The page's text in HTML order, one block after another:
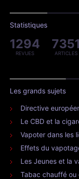
Statistiques
1294
REVUES
7351
ARTICLES
Les grands sujets
Directive
Le CBD et la
Vapoter dans les
Effets du
Les Jeunes et la
Tabac chauffé